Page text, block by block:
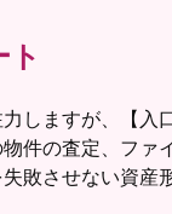
ト
しますが、【入
件の査定、ファ
敗させない資産